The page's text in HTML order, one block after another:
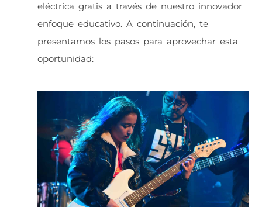
eléctrica gratis a través de nuestro innovador
enfoque educativo. A continuación, te
presentamos los pasos para aprovechar esta
oportunidad: